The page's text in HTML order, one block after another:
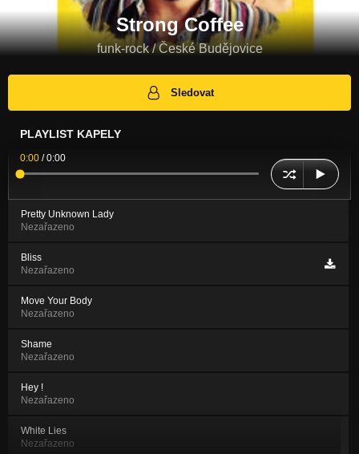
Strong Coffee
funk-rock / České Budějovice
Sledovat
PLAYLIST KAPELY
0:00 /0:00
Pretty Unknown Lady
Nezařazeno
Bliss
Nezařazeno
Move Your Body
Nezařazeno
Shame
Nezařazeno
Hey !
Nezařazeno
White Lies
Nezařazeno